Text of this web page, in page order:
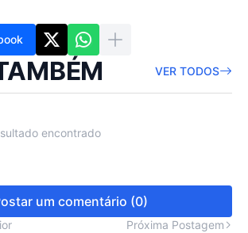
VER TODOS
encontrado
um comentário (0)
Próxima Postagem